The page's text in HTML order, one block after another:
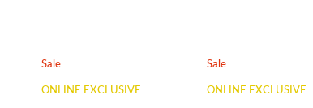
Sale
ONLINE EXCLUSIVE
Sale
ONLINE EXCLUSIVE